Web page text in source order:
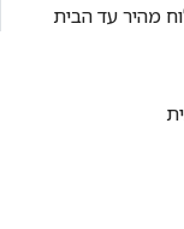
מהיר עד הבית